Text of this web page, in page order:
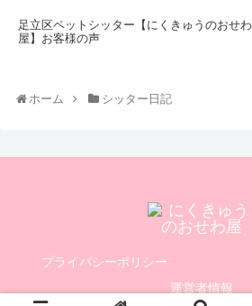
足立区ペットシッター【にくきゅうのおせわ
屋】お客様の声
ホーム シッター日記
プライバシーポリシー
運営者情報